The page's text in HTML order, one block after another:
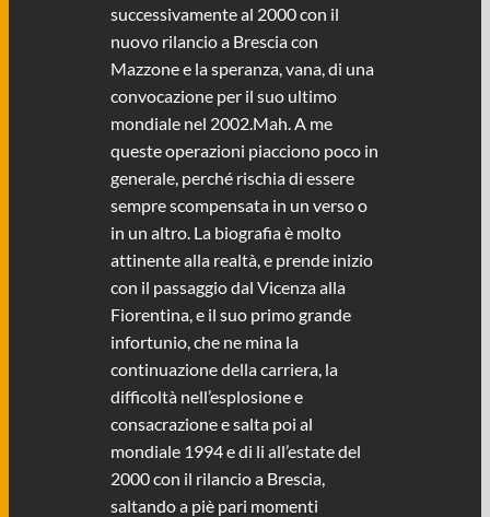
successivamente al 2000 con il
nuovo rilancio a Brescia con
Mazzone e la speranza, vana, di una
convocazione per il suo ultimo
mondiale nel 2002.Mah. A me
queste operazioni piacciono poco in
generale, perché rischia di essere
sempre scompensata in un verso o
in un altro. La biografia è molto
attinente alla realtà, e prende inizio
con il passaggio dal Vicenza alla
Fiorentina, e il suo primo grande
infortunio, che ne mina la
continuazione della carriera, la
difficoltà nell’esplosione e
consacrazione e salta poi al
mondiale 1994 e di li all’estate del
2000 con il rilancio a Brescia,
saltando a piè pari momenti